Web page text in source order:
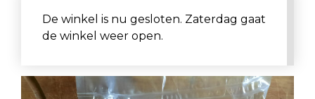
De winkel is nu gesloten. Zaterdag gaat
de winkel weer open.